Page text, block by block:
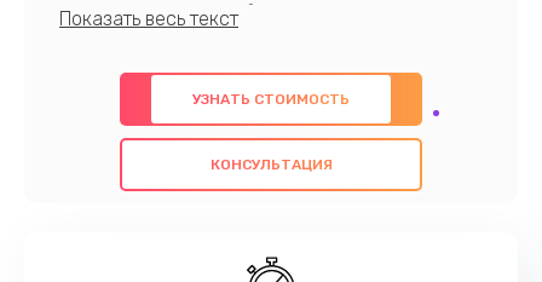
профессионалов с обширными знаниями и
предлагаем быстрый и качественный ремонт с
использованием оригинальных компонентов, а
также гарантируем качество всех
проведенных работ. Наша цель - предоставить
наилучшим образом. Не медлите записаться на
УЗНАТЬ СТОИМОСТЬ
КОНСУЛЬТАЦИЯ